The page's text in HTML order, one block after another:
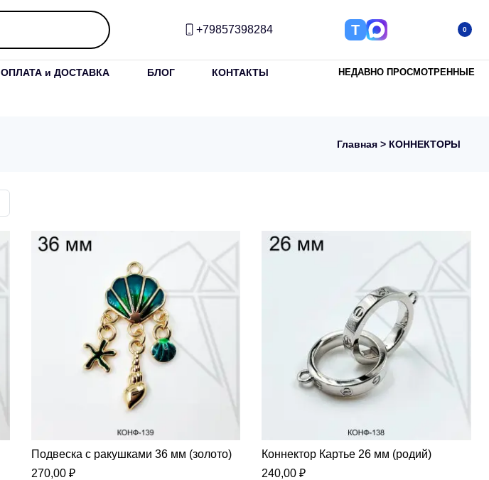
+79857398284 Т 0
ОПЛАТА и ДОСТАВКА БЛОГ КОНТАКТЫ НЕДАВНО ПРОСМОТРЕННЫЕ
Главная > КОННЕКТОРЫ
Подвеска с ракушками 36 мм (золото)
270,00 ₽
Коннектор Картье 26 мм (родий)
240,00₽